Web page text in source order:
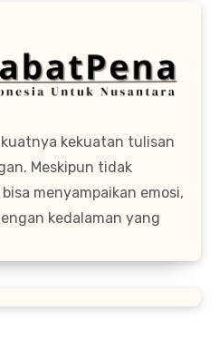
kekuatan tulisan
Meskipun tidak
menyampaikan emosi,
kedalaman yang